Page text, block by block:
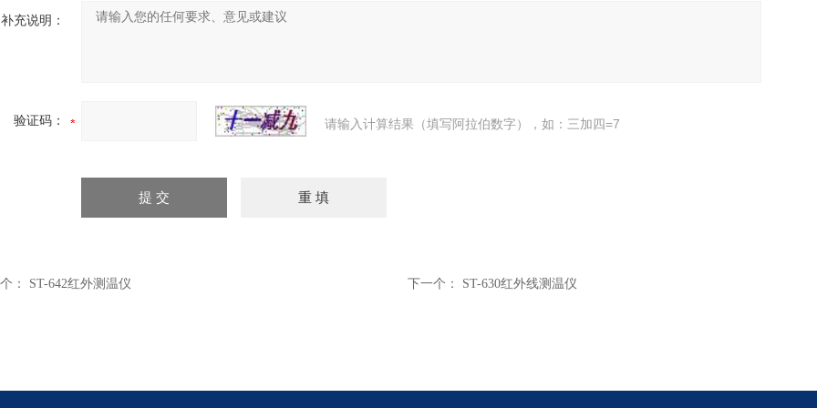
补充说明：
验证码： 请输入计算结果（填写阿拉伯数字），如：三加四=7
： ST-642红外测温仪 下一个： ST-630红外线测温仪